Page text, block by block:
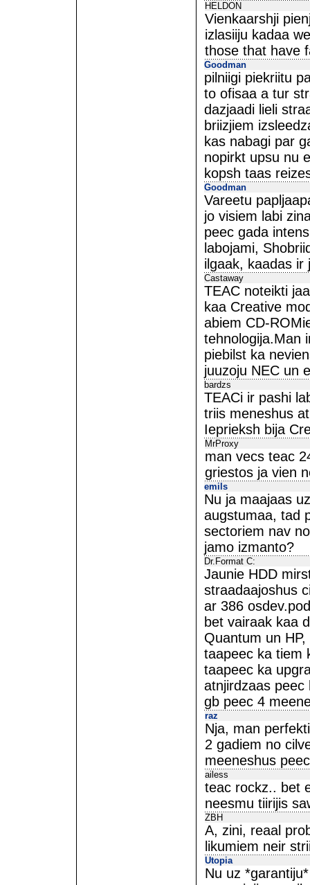
HELDON
Vienkaarshji
izlasiiju kadaa
those that have
Goodman
pilniigi piekriitu
to ofisaa a tur
dazjaadi lieli
briizjiem
kas nabagi par
nopirkt upsu nu
kopsh taas
Goodman
Vareetu
jo visiem labi
peec gada
labojami,
ilgaak, kaadas ir
Castaway
TEAC noteikti
kaa Creative
abiem CD-
tehnologija.Man
piebilst ka
juuzoju NEC un
bardzs
TEACi ir pashi
triis meneshus
Ieprieksh bija
MrProxy
man vecs teac
griestos ja vien
emils
Nu ja maajaas
augstumaa, tad
sectoriem nav
jamo izmanto?
Dr.Format C:
Jaunie HDD
straadaajoshus
ar 386
bet vairaak kaa
Quantum un
taapeec ka tiem
taapeec ka
atnjirdzaas
gb peec 4
raz
Nja, man
2 gadiem no
meeneshus
ailess
teac rockz.. bet
neesmu tiirijis
ZBH
A, zini, reaal
likumiem neir
Utopia
Nu uz